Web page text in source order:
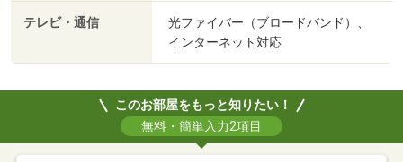
テレビ・通信
光ファイバー（ブロードバンド）、
インターネット対応
このお部屋をもっと知りたい！
無料・簡単入力2項目